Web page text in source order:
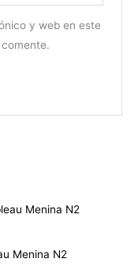
y web en este
Menina N2